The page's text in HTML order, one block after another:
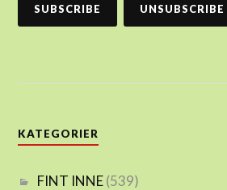
KATEGORIER
FINT INNE(539)